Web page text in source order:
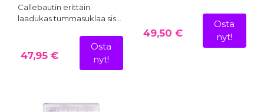
Callebautin erittäin
laadukas tummasuklaa sis…
47,95 €
Osta
nyt!
49,50 €
Osta
nyt!